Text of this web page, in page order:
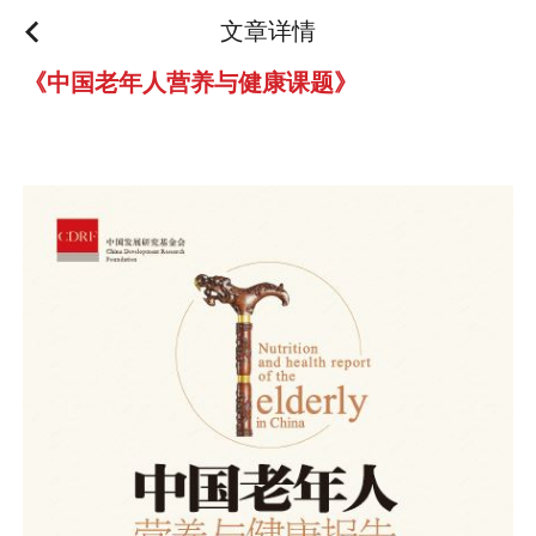
文章详情
《中国老年人营养与健康课题》